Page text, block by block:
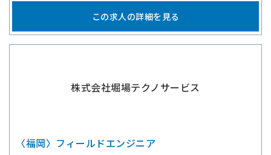
この求人の詳細を見る
株式会社堀場テクノサービス
〈福岡〉フィールドエンジニア